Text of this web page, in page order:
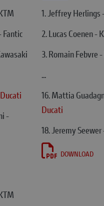
Fantic
Ducati
-
1. Jeffrey Herlings
2. Lucas Coenen -
3. Romain Febvre
...
16. Mattia
Ducati
18. Jeremy Seewer
DOWNLOAD